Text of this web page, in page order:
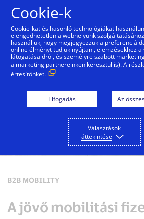
B2B MOBILITY
A jövő mobilitási
Cookie-k
Cookie-kat és hasonló technológiákat
elengedhetetlen a webhelyünk
használjuk, hogy megjegyezzük a
online élményt tudjuk nyújtani, elemzésekhez
látogatásaidról, és személyre szabott
a marketing partnereinken keresztül is). A
értesítőnket.
Elfogadás Az
Választások
áttekintése